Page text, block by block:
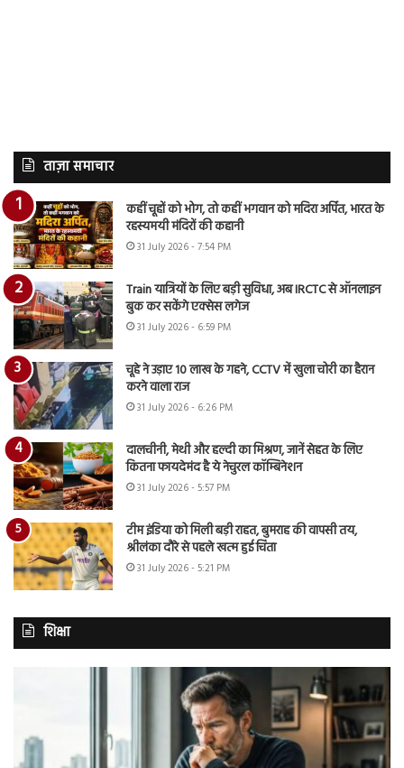
ताज़ा समाचार
कहीं चूहों को भोग, तो कहीं भगवान को मदिरा अर्पित, भारत के
रहस्यमयी मंदिरों की कहानी
31 July 2026 - 7:54 PM
Train यात्रियों के लिए बड़ी सुविधा, अब IRCTC से ऑनलाइन
बुक कर सकेंगे एक्सेस लगेज
31 July 2026 - 6:59 PM
चूहे ने उड़ाए 10 लाख के गहने, CCTV में खुला चोरी का हैरान
करने वाला राज
31 July 2026 - 6:26 PM
दालचीनी, मेथी और हल्दी का मिश्रण, जानें सेहत के लिए
कितना फायदेमंद है ये नेचुरल कॉम्बिनेशन
31 July 2026 - 5:57 PM
टीम इंडिया को मिली बड़ी राहत, बुमराह की वापसी तय,
श्रीलंका दौरे से पहले खत्म हुई चिंता
31 July 2026 - 5:21 PM
शिक्षा